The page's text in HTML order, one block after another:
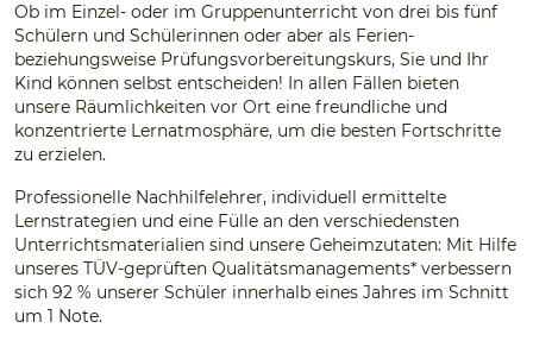
Ob im Einzel- oder im Gruppenunterricht von drei bis fünf
Schülern und Schülerinnen oder aber als Ferien-
beziehungsweise Prüfungsvorbereitungskurs, Sie und Ihr
Kind können selbst entscheiden! In allen Fällen bieten
unsere Räumlichkeiten vor Ort eine freundliche und
konzentrierte Lernatmosphäre, um die besten Fortschritte
zu erzielen.
Professionelle Nachhilfelehrer, individuell ermittelte
Lernstrategien und eine Fülle an den verschiedensten
Unterrichtsmaterialien sind unsere Geheimzutaten: Mit Hilfe
unseres TÜV-geprüften Qualitätsmanagements* verbessern
sich 92 % unserer Schüler innerhalb eines Jahres im Schnitt
um 1 Note.